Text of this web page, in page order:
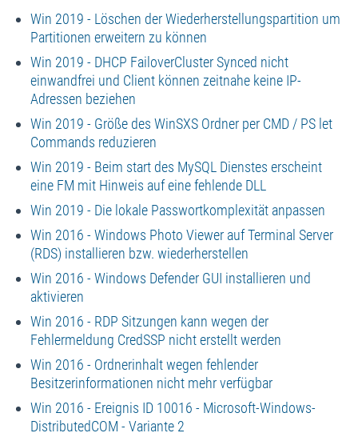
Win 2019 - Löschen der Wiederherstellungspartition um
Partitionen erweitern zu können
Win 2019 - DHCP FailoverCluster Synced nicht
einwandfrei und Client können zeitnahe keine IP-
Adressen beziehen
Win 2019 - Größe des WinSXS Ordner per CMD / PS let
Commands reduzieren
Win 2019 - Beim start des MySQL Dienstes erscheint
eine FM mit Hinweis auf eine fehlende DLL
Win 2019 - Die lokale Passwortkomplexität anpassen
Win 2016 - Windows Photo Viewer auf Terminal Server
(RDS) installieren bzw. wiederherstellen
Win 2016 - Windows Defender GUI installieren und
aktivieren
Win 2016 - RDP Sitzungen kann wegen der
Fehlermeldung CredSSP nicht erstellt werden
Win 2016 - Ordnerinhalt wegen fehlender
Besitzerinformationen nicht mehr verfügbar
Win 2016 - Ereignis ID 10016 - Microsoft-Windows-
DistributedCOM - Variante 2